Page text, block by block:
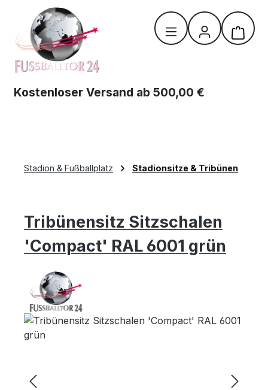
Zum Hauptinhalt springen
Kostenloser Versand ab 500,00 €
Stadion & Fußballplatz Stadionsitze & Tribünen
Tribünensitz Sitzschalen
'Compact' RAL 6001 grün
Bildergalerie überspringen